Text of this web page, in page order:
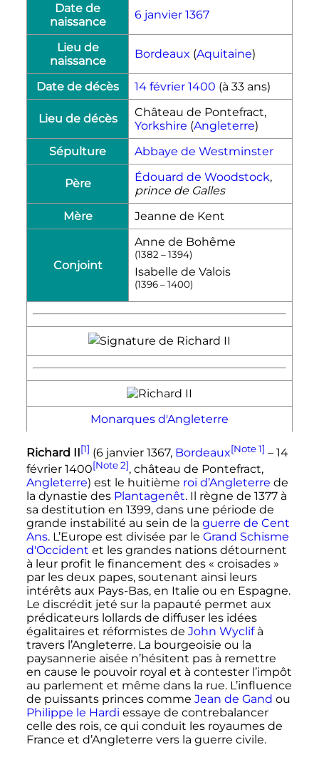
Date de
naissance
6 janvier 1367
Lieu de
naissance
Bordeaux (Aquitaine)
Date de décès 14 février 1400 (à 33 ans)
Lieu de décès
Château de Pontefract,
Yorkshire (Angleterre)
Sépulture
Abbaye de Westminster
Père Édouard de Woodstock,
prince de Galles
Mère
Jeanne de Kent
Conjoint
Anne de Bohême
(1382 – 1394)
Isabelle de Valois
(1396 – 1400)
Monarques d'Angleterre
Richard II[1] (6 janvier 1367, Bordeaux[Note 1] – 14
février 1400[Note 2], château de Pontefract,
Angleterre) est le huitième roi d’Angleterre de
la dynastie des Plantagenêt. Il règne de 1377 à
sa destitution en 1399, dans une période de
grande instabilité au sein de la guerre de Cent
Ans. L’Europe est divisée par le Grand Schisme
d'Occident et les grandes nations détournent
à leur profit le financement des « croisades »
par les deux papes, soutenant ainsi leurs
intérêts aux Pays-Bas, en Italie ou en Espagne.
Le discrédit jeté sur la papauté permet aux
prédicateurs lollards de diffuser les idées
égalitaires et réformistes de John Wyclifà
travers l’Angleterre. La bourgeoisie ou la
paysannerie aisée n’hésitent pas à remettre
en cause le pouvoir royal et à contester l’impôt
au parlement et même dans la rue. L’influence
de puissants princes comme Jean de Gand ou
Philippe le Hardi essaye de contrebalancer
celle des rois, ce qui conduit les royaumes de
France et d’Angleterre vers la guerre civile.